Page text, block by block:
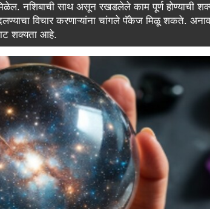
नशिबाची साथ असून रखडलेले काम पूर्ण होण्याची
विचार करणाऱ्यांना चांगले पॅकेज मिळू शकते.
शक्यता आहे.